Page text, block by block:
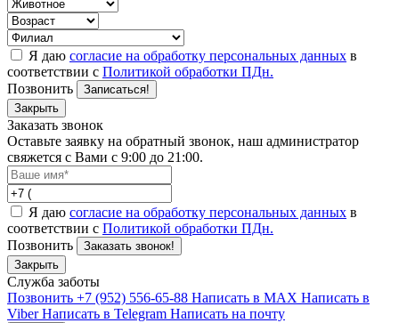
Я даю согласие на обработку персональных данных в
соответствии с Политикой обработки ПДн.
Позвонить
Записаться!
Закрыть
Заказать звонок
Оставьте заявку на обратный звонок, наш администратор
свяжется с Вами с 9:00 до 21:00.
Я даю согласие на обработку персональных данных в
соответствии с Политикой обработки ПДн.
Позвонить
Заказать звонок!
Закрыть
Служба заботы
Позвонить +7 (952) 556-65-88 Написать в MAX Написать в
ViberНаписать в Telegram Написать на почту